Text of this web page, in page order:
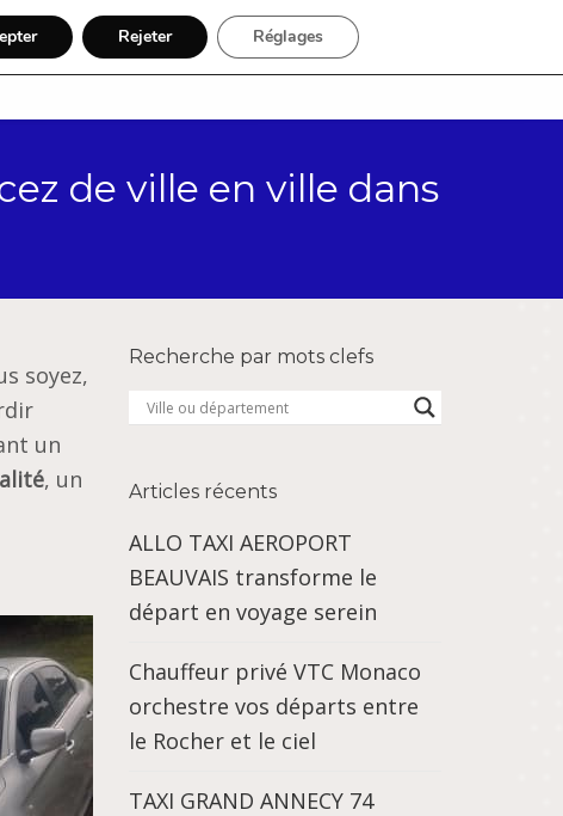
Par région Inscription
de ville en ville dans
soyez,
un
, un
Recherche par mots clefs
Articles récents
ALLO TAXI AEROPORT
BEAUVAIS transforme le
départ en voyage serein
Chauffeur privé VTC Monaco
orchestre vos départs entre
le Rocher et le ciel
TAXI GRAND ANNECY 74
Rejeter Réglages